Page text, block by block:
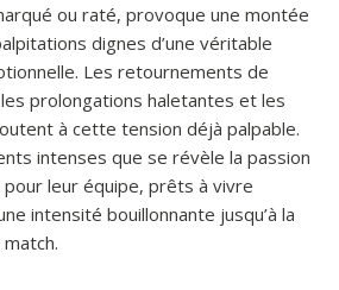
ou raté, provoque une montée
dignes d’une véritable
Les retournements de
prolongations haletantes et les
à cette tension déjà palpable.
intenses que se révèle la passion
leur équipe, prêts à vivre
intensité bouillonnante jusqu’à la